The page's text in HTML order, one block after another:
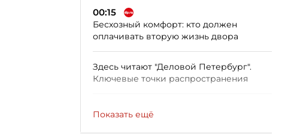
00:15
Бесхозный комфорт: кто должен
оплачивать вторую жизнь двора
Здесь читают "Деловой Петербург".
Ключевые точки распространения
Показать ещё